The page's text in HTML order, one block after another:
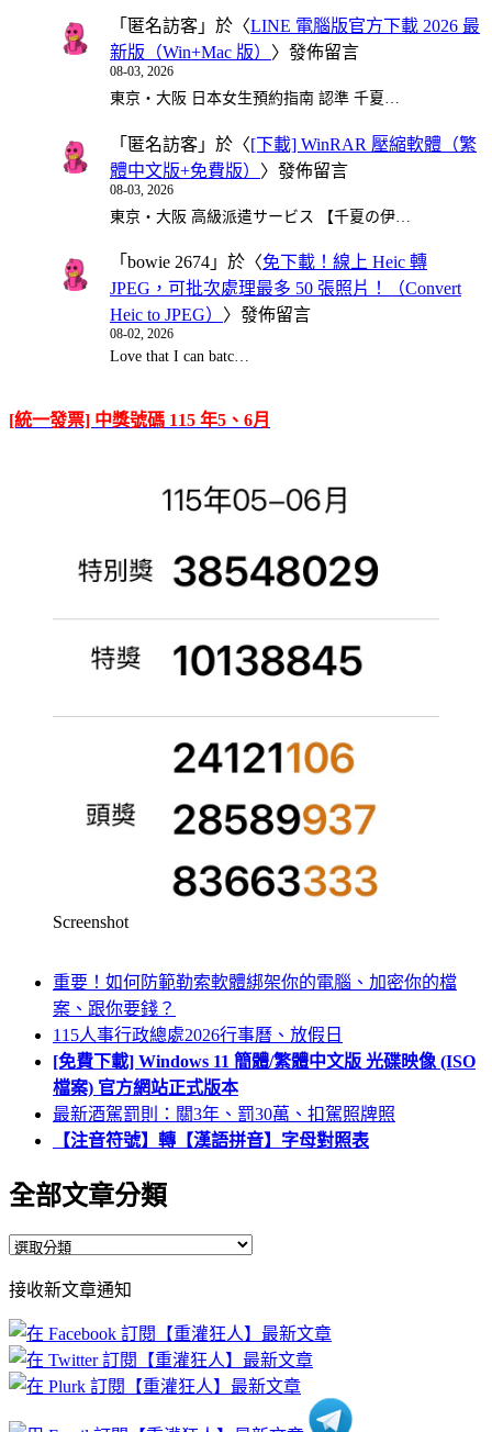
「 匿名訪客 」於〈LINE 電腦版官方下載 2026 最
新版（Win+Mac 版） 〉發佈留言
08-03, 2026
東京・大阪 日本女生預約指南 認準 千夏…
「 匿名訪客 」於〈[下載] WinRAR 壓縮軟體（繁
體中文版+免費版） 〉發佈留言
08-03, 2026
東京・大阪 高級派遣サービス 【千夏の伊…
「 bowie 2674 」於〈免下載！線上 Heic 轉
JPEG，可批次處理最多 50 張照片！（Convert
Heic to JPEG） 〉發佈留言
08-02, 2026
Love that I can batc…
[統一發票] 中獎號碼 115 年5、6月
Screenshot
重要！如何防範勒索軟體綁架你的電腦、加密你的檔
案、跟你要錢？
115人事行政總處2026行事曆、放假日
[免費下載] Windows 11 簡體/繁體中文版 光碟映像 (ISO
檔案) 官方網站正式版本
最新酒駕罰則：關3年、罰30萬、扣駕照牌照
【注音符號】轉【漢語拼音】字母對照表
全部文章分類
全
文
章
分
類
接收新文章通知